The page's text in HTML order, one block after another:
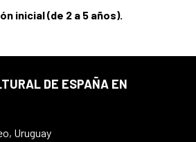
inicial (de 2 a 5 años).
DE ESPAÑA EN
Uruguay